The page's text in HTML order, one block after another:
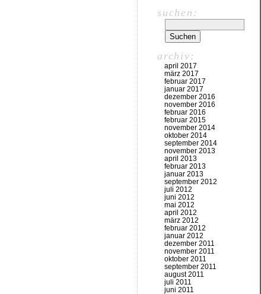
suchen:
archiv:
april 2017
märz 2017
februar 2017
januar 2017
dezember 2016
november 2016
februar 2016
februar 2015
november 2014
oktober 2014
september 2014
november 2013
april 2013
februar 2013
januar 2013
september 2012
juli 2012
juni 2012
mai 2012
april 2012
märz 2012
februar 2012
januar 2012
dezember 2011
november 2011
oktober 2011
september 2011
august 2011
juli 2011
juni 2011